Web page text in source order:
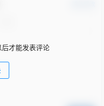
才能发表评论